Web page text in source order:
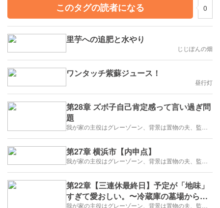
このタグの読者になる
0
里芋への追肥と水やり
じじぽんの畑
ワンタッチ紫蘇ジュース！
昼行灯
第28章 ズボ子自己肯定感って言い過ぎ問
題
第27章 横浜市【内申点】
第22章【三連休最終日】予定が「地味」
すぎて愛おしい。〜冷蔵庫の墓場から生